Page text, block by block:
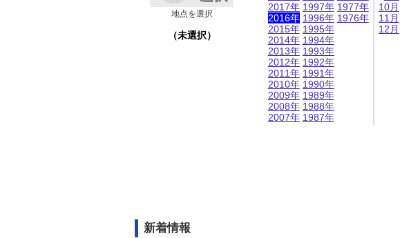
地点を選択
（未選択）
2017年
2016年
2015年
2014年
2013年
2012年
2011年
2010年
2009年
2008年
2007年
1997年
1996年
1995年
1994年
1993年
1992年
1991年
1990年
1989年
1988年
1987年
1977年
1976年
10月
11月
12月
新着情報